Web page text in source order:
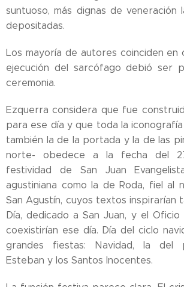
suntuoso, más dignas de veneración
depositadas.
Los mayoría de autores coinciden en
ejecución del sarcófago debió ser
ceremonia.
Ezquerra considera que fue
para ese día y que toda la
también la de la portada y la de las
norte- obedece a la fecha del
festividad de San Juan
agustiniana como la de Roda, fiel al
San Agustín, cuyos textos inspirarían
Día, dedicado a San Juan, y el
coexistirían ese día. Día del ciclo
grandes fiestas: Navidad, la del
Esteban y los Santos Inocentes.